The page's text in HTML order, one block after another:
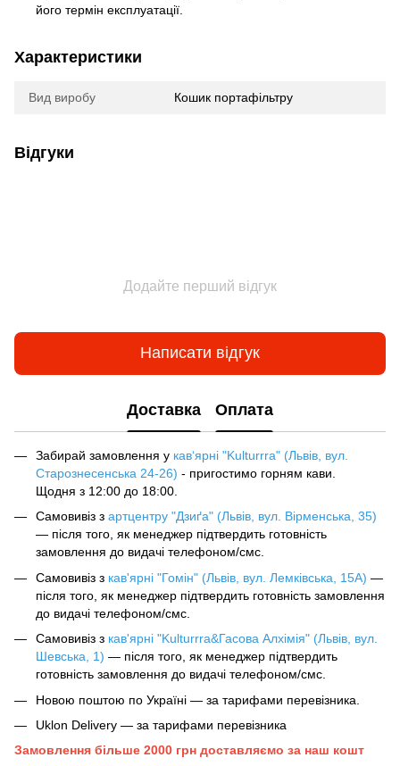
його термін експлуатації.
Характеристики
Вид виробу Кошик портафільтру
Відгуки
Додайте перший відгук
Написати відгук
Доставка Оплата
Забирай замовлення у кав‘ярні "Kulturrra" (Львів, вул.
Старознесенська 24-26) - пригостимо горням кави.
Щодня з 12:00 до 18:00.
Самовивіз з артцентру "Дзиґа" (Львів, вул. Вірменська, 35)
— після того, як менеджер підтвердить готовність
замовлення до видачі телефоном/смс.
Самовивіз з кав'ярні "Гомін" (Львів, вул. Лемківська, 15А) —
після того, як менеджер підтвердить готовність замовлення
до видачі телефоном/смс.
Самовивіз з кав'ярні "Kulturrra&Гасова Алхімія" (Львів, вул.
Шевська, 1) — після того, як менеджер підтвердить
готовність замовлення до видачі телефоном/смс.
Новою поштою по Україні — за тарифами перевізника.
Uklon Delivery — за тарифами перевізника
Замовлення більше 2000 грн доставляємо за наш кошт